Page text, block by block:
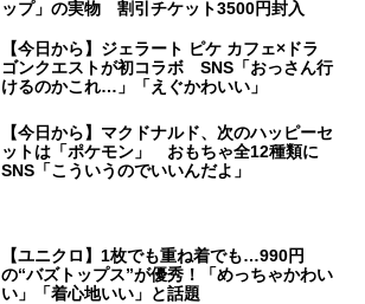
ップ」の実物 割引チケット3500円封入
【今日から】ジェラート ピケ カフェ×ドラ
ゴンクエストが初コラボ SNS「おっさん行
けるのかこれ…」「えぐかわいい」
【今日から】マクドナルド、次のハッピーセ
ットは「ポケモン」 おもちゃ全12種類に
SNS「こういうのでいいんだよ」
【ユニクロ】1枚でも重ね着でも…990円
の“バズトップス”が優秀！「めっちゃかわい
い」「着心地いい」と話題